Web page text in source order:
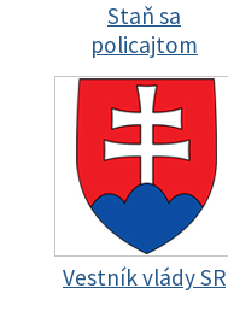
Staň sa
policajtom
Vestník vlády SR